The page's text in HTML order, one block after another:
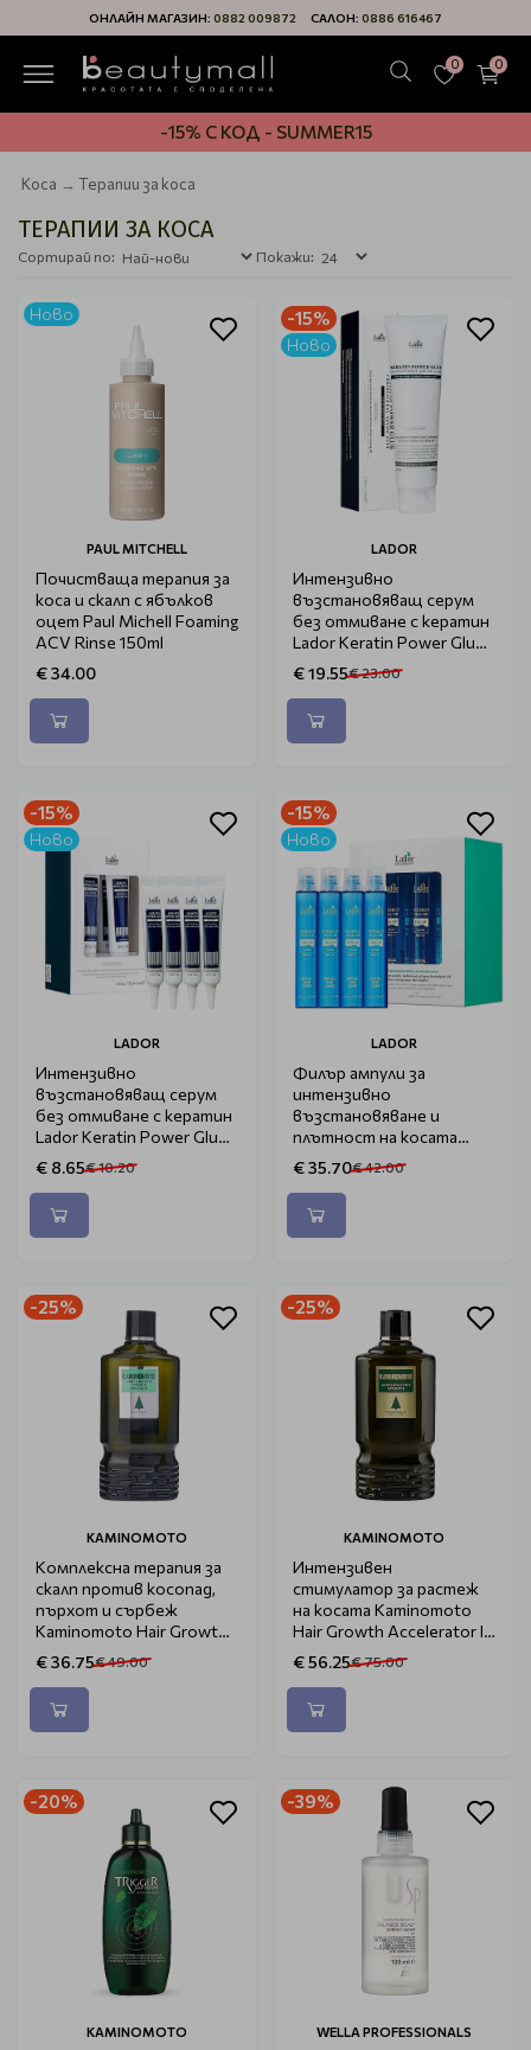
ОНЛАЙН МАГАЗИН: 0882 009872 САЛОН: 0886 616467
0 0
-15% С КОД - SUMMER15
Коса Терапии за коса
ТЕРАПИИ ЗА КОСА
Сортирай по: Покажи:
Ново
PAUL MITCHELL
Почистваща терапия за
коса и скалп с ябълков
оцет Paul Michell Foaming
ACV Rinse 150ml
€ 34.00
-15%
Ново
LADOR
Интензивно
възстановяващ серум
без отмиване с кератин
Lador Keratin Power Glue
150ml
€ 19.55€ 23.00
-15%
Ново
LADOR
Интензивно
възстановяващ серум
без отмиване с кератин
Lador Keratin Power Glue
4x15g
€ 8.65€ 10.20
-15%
Ново
LADOR
Филър ампули за
интензивно
възстановяване и
плътност на косата
Lador Perfect Hair Fill-Up
20x13ml
€ 35.70€ 42.00
-25%
KAMINOMOTO
Комплексна терапия за
скалп против косопад,
пърхот и сърбеж
Kaminomoto Hair Growth
Tonic II Upgrade 180ml
€ 36.75€ 49.00
-25%
KAMINOMOTO
Интензивен
стимулатор за растеж
на косата Kaminomoto
Hair Growth Accelerator II
Upgrade 180ml
€ 56.25€ 75.00
-20%
KAMINOMOTO
-39%
WELLA PROFESSIONALS